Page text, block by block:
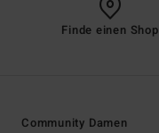
Finde einen Shop
Community Damen